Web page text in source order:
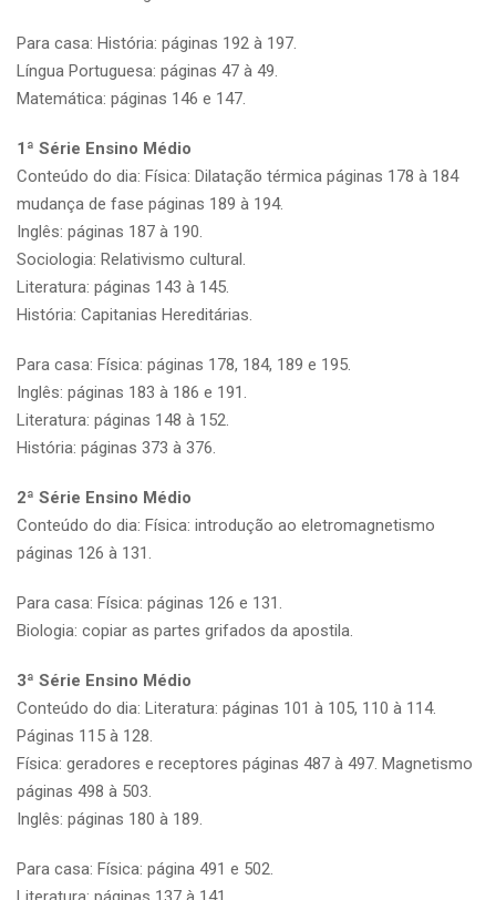
Para casa: História: páginas 192 à 197.
Língua Portuguesa: páginas 47 à 49.
Matemática: páginas 146 e 147.
1ª Série Ensino Médio
Conteúdo do dia: Física: Dilatação térmica páginas 178 à 184
mudança de fase páginas 189 à 194.
Inglês: páginas 187 à 190.
Sociologia: Relativismo cultural.
Literatura: páginas 143 à 145.
História: Capitanias Hereditárias.
Para casa: Física: páginas 178, 184, 189 e 195.
Inglês: páginas 183 à 186 e 191.
Literatura: páginas 148 à 152.
História: páginas 373 à 376.
2ª Série Ensino Médio
Conteúdo do dia: Física: introdução ao eletromagnetismo
páginas 126 à 131.
Para casa: Física: páginas 126 e 131.
Biologia: copiar as partes grifados da apostila.
3ª Série Ensino Médio
Conteúdo do dia: Literatura: páginas 101 à 105, 110 à 114.
Páginas 115 à 128.
Física: geradores e receptores páginas 487 à 497. Magnetismo
páginas 498 à 503.
Inglês: páginas 180 à 189.
Para casa: Física: página 491 e 502.